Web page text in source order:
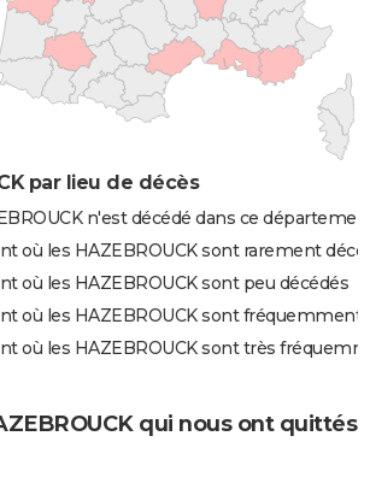
par lieu de décès
n'est décédé dans ce
où les HAZEBROUCK sont rarement
où les HAZEBROUCK sont peu décédés
où les HAZEBROUCK sont fréquemment
où les HAZEBROUCK sont très
qui nous ont quittés